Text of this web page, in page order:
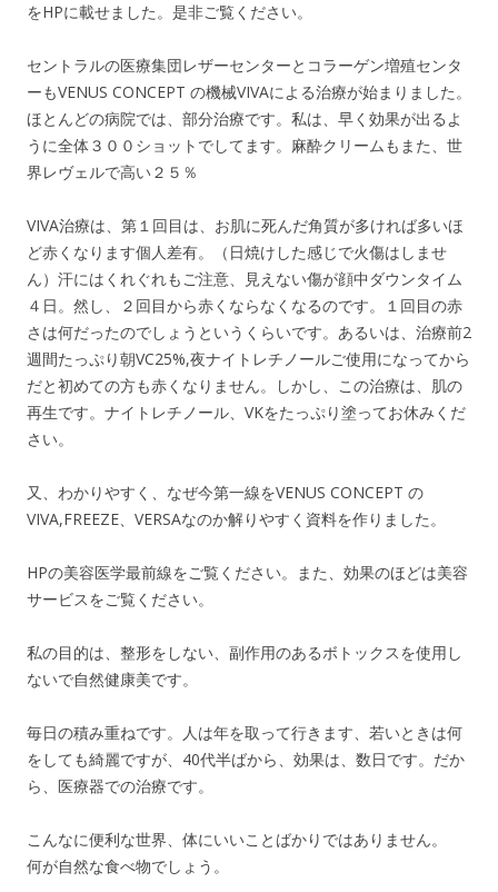
をHPに載せました。是非ご覧ください。
セントラルの医療集団レザーセンターとコラーゲン増殖センタ
ーもVENUS CONCEPT の機械VIVAによる治療が始まりました。
ほとんどの病院では、部分治療です。私は、早く効果が出るよ
うに全体３００ショットでしてます。麻酔クリームもまた、世
界レヴェルで高い２５％
VIVA治療は、第１回目は、お肌に死んだ角質が多ければ多いほ
ど赤くなります個人差有。（日焼けした感じで火傷はしませ
ん）汗にはくれぐれもご注意、見えない傷が顔中ダウンタイム
４日。然し、２回目から赤くならなくなるのです。１回目の赤
さは何だったのでしょうというくらいです。あるいは、治療前2
週間たっぷり朝VC25%,夜ナイトレチノールご使用になってから
だと初めての方も赤くなりません。しかし、この治療は、肌の
再生です。ナイトレチノール、VKをたっぷり塗ってお休みくだ
さい。
又、わかりやすく、なぜ今第一線をVENUS CONCEPT の
VIVA,FREEZE、VERSAなのか解りやすく資料を作りました。
HPの美容医学最前線をご覧ください。また、効果のほどは美容
サービスをご覧ください。
私の目的は、整形をしない、副作用のあるボトックスを使用し
ないで自然健康美です。
毎日の積み重ねです。人は年を取って行きます、若いときは何
をしても綺麗ですが、40代半ばから、効果は、数日です。だか
ら、医療器での治療です。
こんなに便利な世界、体にいいことばかりではありません。
何が自然な食べ物でしょう。